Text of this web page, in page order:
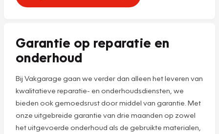
Garantie op reparatie en
onderhoud
Bij Vakgarage gaan we verder dan alleen het leveren van
kwalitatieve reparatie- en onderhoudsdiensten, we
bieden ook gemoedsrust door middel van garantie. Met
onze uitgebreide garantie van drie maanden op zowel
het uitgevoerde onderhoud als de gebruikte materialen,